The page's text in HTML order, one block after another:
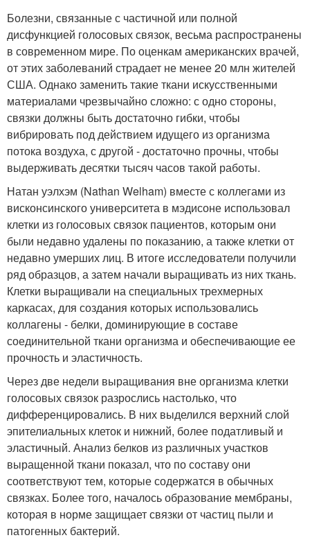
Болезни, связанные с частичной или полной
дисфункцией голосовых связок, весьма распространены
в современном мире. По оценкам американских врачей,
от этих заболеваний страдает не менее 20 млн жителей
США. Однако заменить такие ткани искусственными
материалами чрезвычайно сложно: с одно стороны,
связки должны быть достаточно гибки, чтобы
вибрировать под действием идущего из организма
потока воздуха, с другой - достаточно прочны, чтобы
выдерживать десятки тысяч часов такой работы.
Натан уэлхэм (Nathan Welham) вместе с коллегами из
висконсинского университета в мэдисоне использовал
клетки из голосовых связок пациентов, которым они
были недавно удалены по показанию, а также клетки от
недавно умерших лиц. В итоге исследователи получили
ряд образцов, а затем начали выращивать из них ткань.
Клетки выращивали на специальных трехмерных
каркасах, для создания которых использовались
коллагены - белки, доминирующие в составе
соединительной ткани организма и обеспечивающие ее
прочность и эластичность.
Через две недели выращивания вне организма клетки
голосовых связок разрослись настолько, что
дифференцировались. В них выделился верхний слой
эпителиальных клеток и нижний, более податливый и
эластичный. Анализ белков из различных участков
выращенной ткани показал, что по составу они
соответствуют тем, которые содержатся в обычных
связках. Более того, началось образование мембраны,
которая в норме защищает связки от частиц пыли и
патогенных бактерий.